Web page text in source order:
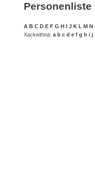
Personenliste
A B C D E F G H I J K L M N
Xackwthna: a b c d e f g h i j